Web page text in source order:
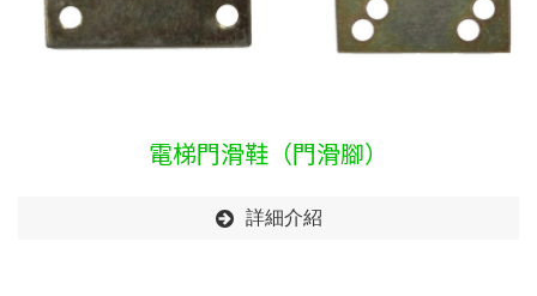
電梯門滑鞋（門滑腳）
詳細介紹